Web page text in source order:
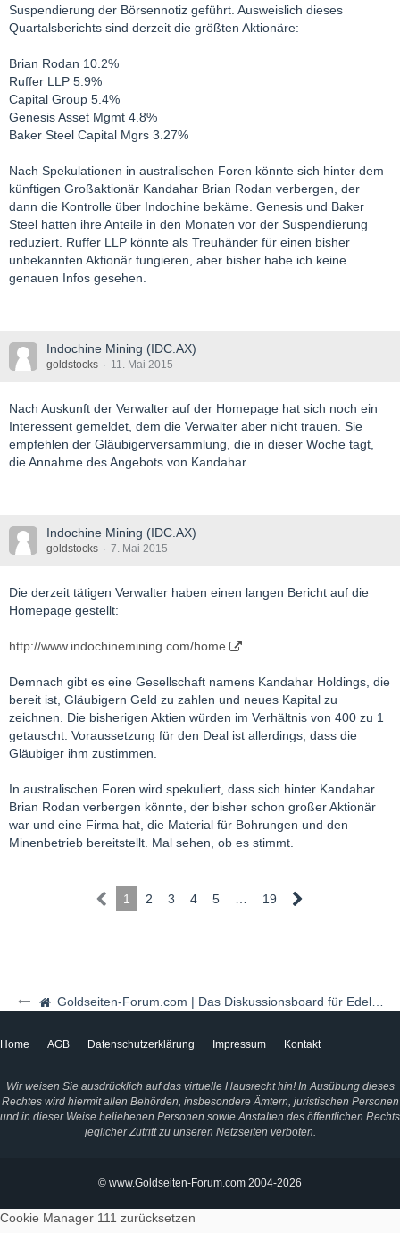
Goldseiten-Forum.com | Das Diskussionsboard für Edelmetalle & Rohstoffe
Suspendierung der Börsennotiz geführt. Ausweislich dieses
Quartalsberichts sind derzeit die größten Aktionäre:
Brian Rodan 10.2%
Ruffer LLP 5.9%
Capital Group 5.4%
Genesis Asset Mgmt 4.8%
Baker Steel Capital Mgrs 3.27%
Nach Spekulationen in australischen Foren könnte sich hinter dem
künftigen Großaktionär Kandahar Brian Rodan verbergen, der
dann die Kontrolle über Indochine bekäme. Genesis und Baker
Steel hatten ihre Anteile in den Monaten vor der Suspendierung
reduziert. Ruffer LLP könnte als Treuhänder für einen bisher
unbekannten Aktionär fungieren, aber bisher habe ich keine
genauen Infos gesehen.
Indochine Mining (IDC.AX)
goldstocks 11. Mai 2015
Nach Auskunft der Verwalter auf der Homepage hat sich noch ein
Interessent gemeldet, dem die Verwalter aber nicht trauen. Sie
empfehlen der Gläubigerversammlung, die in dieser Woche tagt,
die Annahme des Angebots von Kandahar.
Indochine Mining (IDC.AX)
goldstocks 7. Mai 2015
Die derzeit tätigen Verwalter haben einen langen Bericht auf die
Homepage gestellt:
http://www.indochinemining.com/home
Demnach gibt es eine Gesellschaft namens Kandahar Holdings, die
bereit ist, Gläubigern Geld zu zahlen und neues Kapital zu
zeichnen. Die bisherigen Aktien würden im Verhältnis von 400 zu 1
getauscht. Voraussetzung für den Deal ist allerdings, dass die
Gläubiger ihm zustimmen.
In australischen Foren wird spekuliert, dass sich hinter Kandahar
Brian Rodan verbergen könnte, der bisher schon großer Aktionär
war und eine Firma hat, die Material für Bohrungen und den
Minenbetrieb bereitstellt. Mal sehen, ob es stimmt.
1 2 3 4 5 19
Home AGB Datenschutzerklärung Impressum Kontakt
Wir weisen Sie ausdrücklich auf das virtuelle Hausrecht hin! In Ausübung dieses
Rechtes wird hiermit allen Behörden, insbesondere Ämtern, juristischen Personen
und in dieser Weise beliehenen Personen sowie Anstalten des öffentlichen Rechts
jeglicher Zutritt zu unseren Netzseiten verboten.
© www.Goldseiten-Forum.com 2004-2026
Cookie Manager 111 zurücksetzen